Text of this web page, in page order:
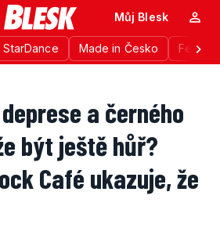
StarDance Made in Česko
Můj Blesk
a černého
být ještě hůř?
Café ukazuje, že